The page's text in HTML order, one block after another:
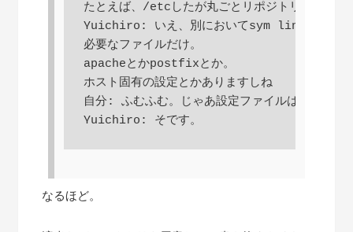
たとえば、/etcしたが丸ごとリポジトリに入って
Yuichiro: いえ、別においてsym linkしてます
必要なファイルだけ。
apacheとかpostfixとか。
ホスト固有の設定とかありますしね
自分: ふむふむ。じゃあ設定ファイルは全部/
Yuichiro: そです。
なるほど。